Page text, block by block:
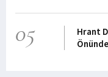
05
Hrant
Önünde